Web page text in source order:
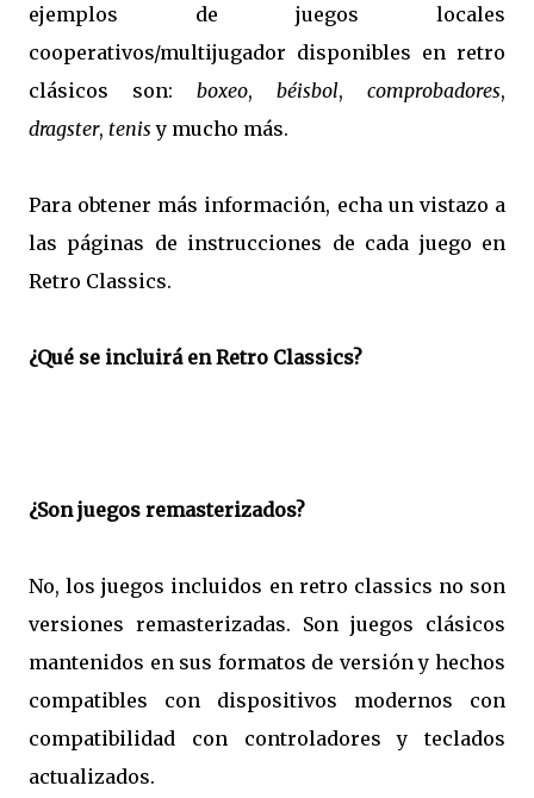
ejemplos de juegos locales
cooperativos/multijugador disponibles en retro
clásicos son: boxeo, béisbol, comprobadores,
dragster, tenis y mucho más.
Para obtener más información, echa un vistazo a
las páginas de instrucciones de cada juego en
Retro Classics.
¿Qué se incluirá en Retro Classics?
¿Son juegos remasterizados?
No, los juegos incluidos en retro classics no son
versiones remasterizadas. Son juegos clásicos
mantenidos en sus formatos de versión y hechos
compatibles con dispositivos modernos con
compatibilidad con controladores y teclados
actualizados.